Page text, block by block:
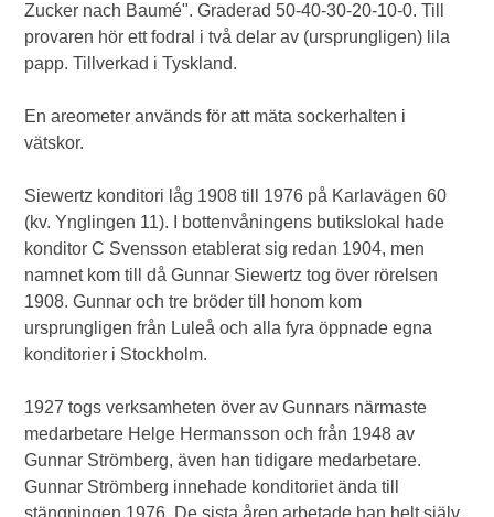
Zucker nach Baumé". Graderad 50-40-30-20-10-0. Till
provaren hör ett fodral i två delar av (ursprungligen) lila
papp. Tillverkad i Tyskland.
En areometer används för att mäta sockerhalten i
vätskor.
Siewertz konditori låg 1908 till 1976 på Karlavägen 60
(kv. Ynglingen 11). I bottenvåningens butikslokal hade
konditor C Svensson etablerat sig redan 1904, men
namnet kom till då Gunnar Siewertz tog över rörelsen
1908. Gunnar och tre bröder till honom kom
ursprungligen från Luleå och alla fyra öppnade egna
konditorier i Stockholm.
1927 togs verksamheten över av Gunnars närmaste
medarbetare Helge Hermansson och från 1948 av
Gunnar Strömberg, även han tidigare medarbetare.
Gunnar Strömberg innehade konditoriet ända till
stängningen 1976. De sista åren arbetade han helt själv,